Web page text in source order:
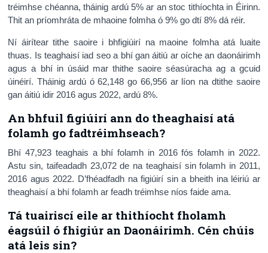
tréimhse chéanna, tháinig ardú 5% ar an stoc tithíochta in Éirinn.
Thit an príomhráta de mhaoine folmha ó 9% go dtí 8% dá réir.
Ní áirítear tithe saoire i bhfigiúirí na maoine folmha atá luaite
thuas. Is teaghaisí iad seo a bhí gan áitiú ar oíche an daonáirimh
agus a bhí in úsáid mar thithe saoire séasúracha ag a gcuid
úinéirí. Tháinig ardú ó 62,148 go 66,956 ar líon na dtithe saoire
gan áitiú idir 2016 agus 2022, ardú 8%.
An bhfuil figiúirí ann do theaghaisí atá
folamh go fadtréimhseach?
Bhí 47,923 teaghais a bhí folamh in 2016 fós folamh in 2022.
Astu sin, taifeadadh 23,072 de na teaghaisí sin folamh in 2011,
2016 agus 2022. D’fhéadfadh na figiúirí sin a bheith ina léiriú ar
theaghaisí a bhí folamh ar feadh tréimhse níos faide ama.
Tá tuairiscí eile ar thithíocht fholamh
éagsúil ó fhigiúr an Daonáirimh. Cén chúis
atá leis sin?